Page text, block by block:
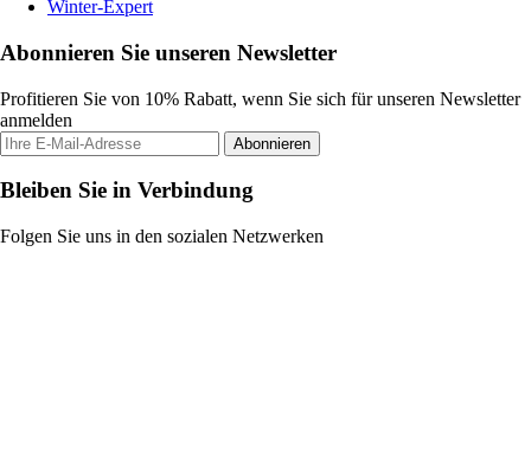
Winter-Expert
Abonnieren Sie unseren Newsletter
Profitieren Sie von 10% Rabatt, wenn Sie sich für unseren Newsletter
anmelden
Abonnieren
Bleiben Sie in Verbindung
Folgen Sie uns in den sozialen Netzwerken